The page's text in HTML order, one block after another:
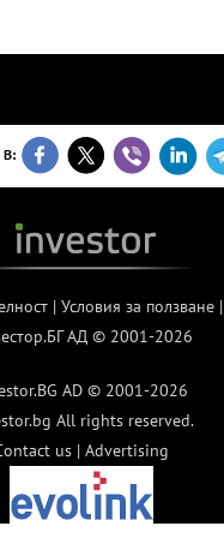
В:
| Условия за ползване|
АД © 2001-2026
AD © 2001-2026
All rights reserved.
us | Advertising